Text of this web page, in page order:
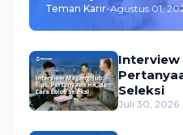
Teman Karir-Agustus 01,
Interview
Seleksi
Juli 30, 2026